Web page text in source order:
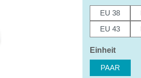
EU 38
EU 43
Einheit
PAAR